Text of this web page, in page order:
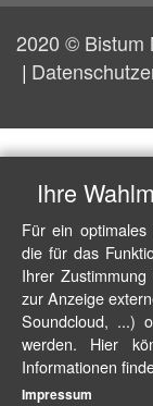
2020 © Bistum
Ihre
Für ein optimales
die für das
Ihrer
zur Anzeige
Soundcloud, ...)
werden. Hier
Informationen
Impressum